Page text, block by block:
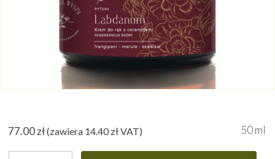
77.00zł(zawiera 14.40 złVAT) 50 ml